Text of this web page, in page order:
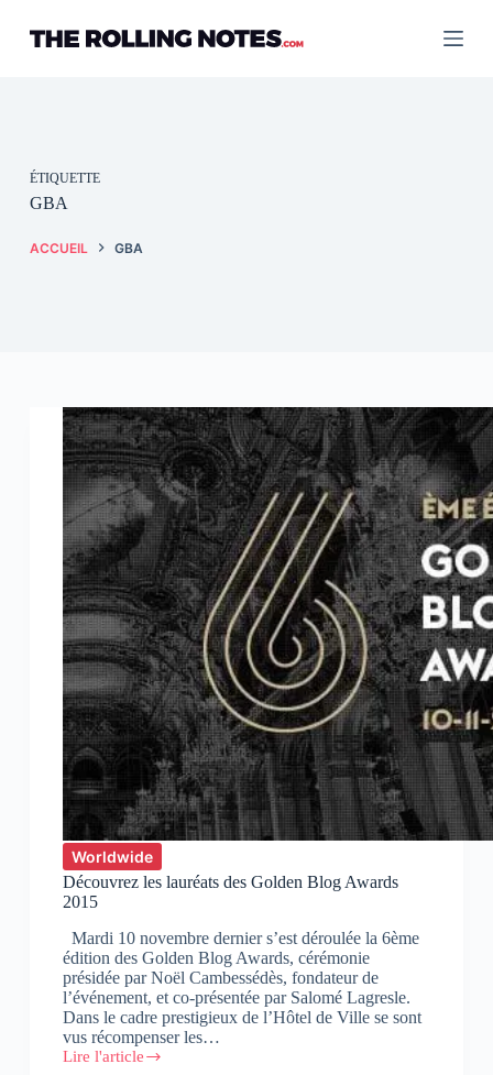
contenu
ÉTIQUETTE
GBA
ACCUEIL GBA
Worldwide
Découvrez les lauréats des Golden Blog Awards
2015
Mardi 10 novembre dernier s’est déroulée la 6ème
édition des Golden Blog Awards, cérémonie
présidée par Noël Cambessédès, fondateur de
l’événement, et co-présentée par Salomé Lagresle.
Dans le cadre prestigieux de l’Hôtel de Ville se sont
vus récompenser les…
Lire l'article
Découvrez